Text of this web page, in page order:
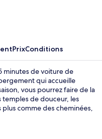
PrixConditions
minutes de voiture de
qui accueille
vous pourrez faire de la
temples de douceur, les
comme des cheminées,